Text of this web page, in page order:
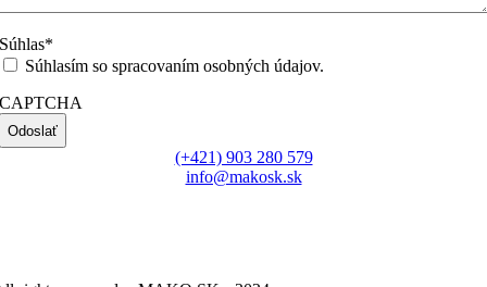
Súhlas*
Súhlasím so spracovaním osobných údajov.
CAPTCHA
(+421) 903 280 579
info@makosk.sk